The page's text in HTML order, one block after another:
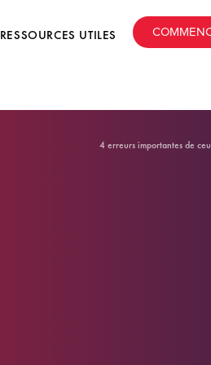
RESSOURCES UTILES
4 erreurs importantes de